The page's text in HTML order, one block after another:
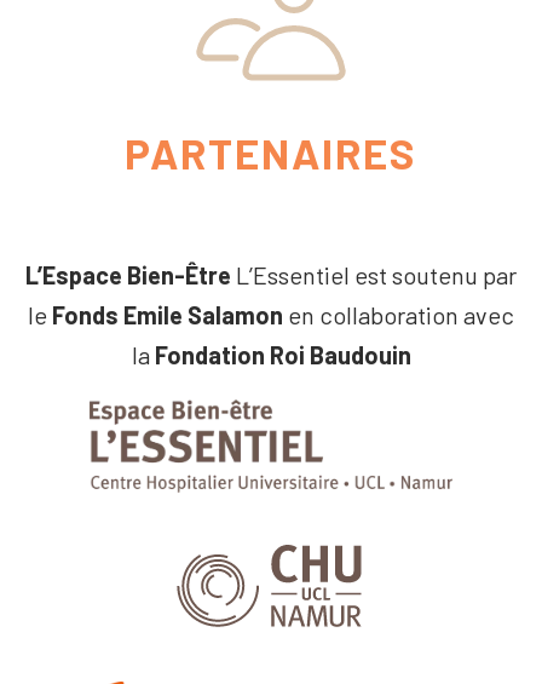
PARTENAIRES
L’Espace Bien-Être L’Essentiel est soutenu par
le Fonds Emile Salamon en collaboration avec
la Fondation Roi Baudouin